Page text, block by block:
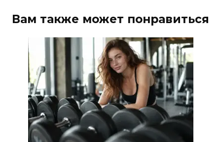
Вам также может понравиться